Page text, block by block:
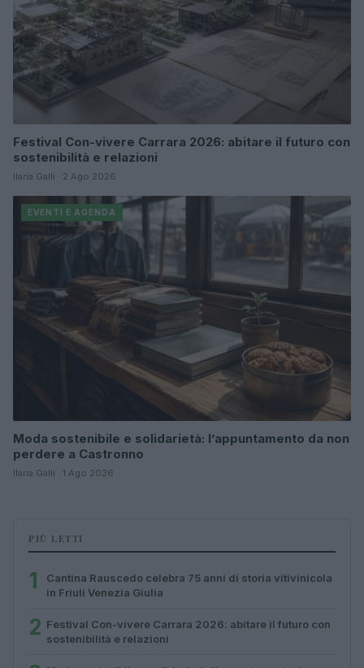
Festival Con-vivere Carrara 2026: abitare il futuro con
sostenibilità e relazioni
Ilaria Galli · 2 Ago 2026
EVENTI E AGENDA
Moda sostenibile e solidarietà: l’appuntamento da non
perdere a Castronno
Ilaria Galli · 1 Ago 2026
PIÙ LETTI
1
Cantina Rauscedo celebra 75 anni di storia vitivinicola
in Friuli Venezia Giulia
2 Festival Con-vivere Carrara 2026: abitare il futuro con
sostenibilità e relazioni